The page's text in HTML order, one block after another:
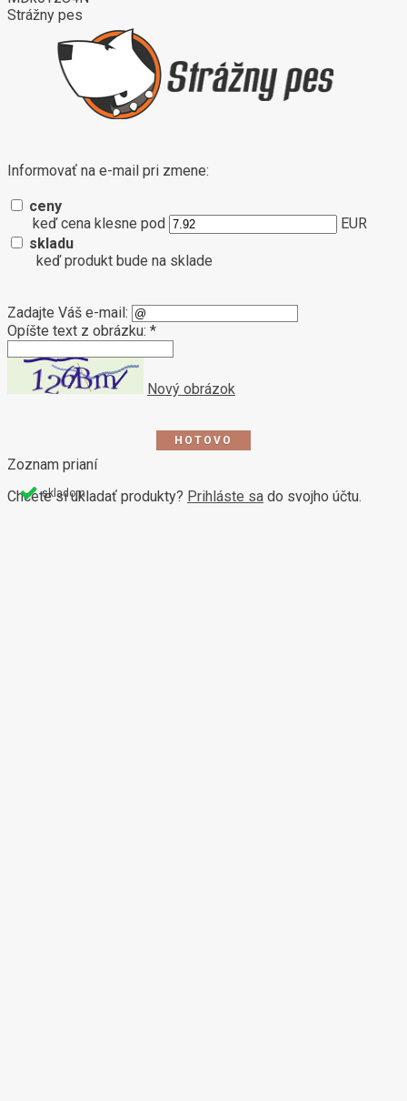
skladom
Strážny pes
Informovať na e-mail pri zmene:
ceny
keď cena klesne pod
EUR
skladu
keď produkt bude na sklade
Zadajte Váš e-mail:
Opíšte text z obrázku: *
Nový obrázok
Zoznam prianí
Chcete si ukladať produkty? Prihláste sa do svojho účtu.